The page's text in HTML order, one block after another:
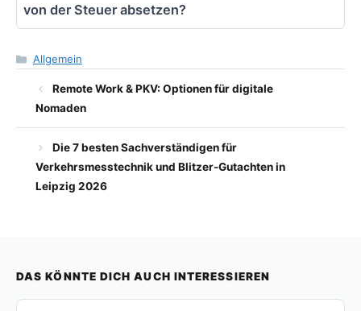
von der Steuer absetzen?
Kategorien
Allgemein
Remote Work & PKV: Optionen für digitale
Nomaden
Die 7 besten Sachverständigen für
Verkehrsmesstechnik und Blitzer-Gutachten in
Leipzig 2026
DAS KÖNNTE DICH AUCH INTERESSIEREN